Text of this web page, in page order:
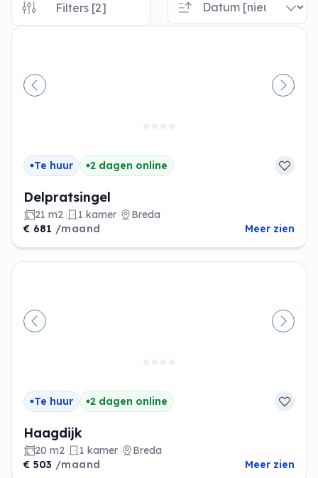
Filters [2]
Vorige
Te huur 2 dagen online
Delpratsingel
21 m2 1 kamer
Breda
€ 681 /maand Meer zien
Vorige
Te huur 2 dagen online
Haagdijk
20 m2 1 kamer
Breda
€ 503 /maand Meer zien